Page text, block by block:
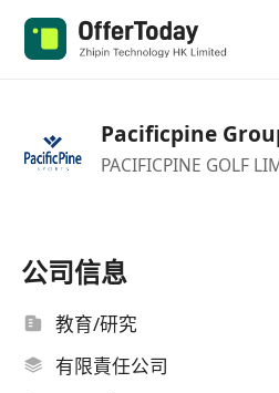
Pacificpine
PACIFICPINE GOLF
公司信息
教育/研究
有限責任公司